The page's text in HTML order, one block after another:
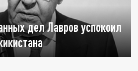
дел Лавров успокоил